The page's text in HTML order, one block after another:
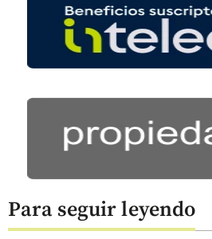
Para seguir leyendo